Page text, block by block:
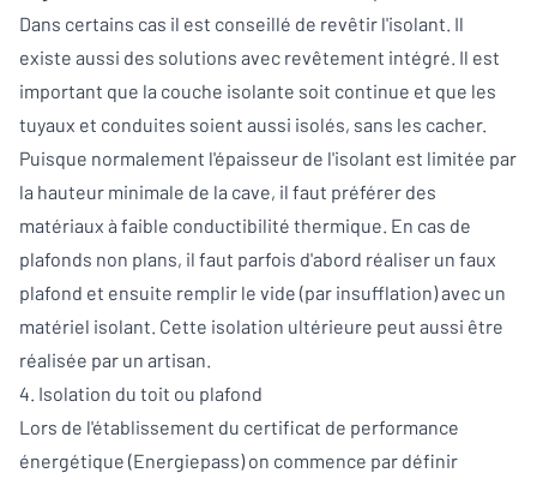
Dans certains cas il est conseillé de revêtir l'isolant. Il
existe aussi des solutions avec revêtement intégré. Il est
important que la couche isolante soit continue et que les
tuyaux et conduites soient aussi isolés, sans les cacher.
Puisque normalement l'épaisseur de l'isolant est limitée par
la hauteur minimale de la cave, il faut préférer des
matériaux à faible conductibilité thermique. En cas de
plafonds non plans, il faut parfois d'abord réaliser un faux
plafond et ensuite remplir le vide (par insufflation) avec un
matériel isolant. Cette isolation ultérieure peut aussi être
réalisée par un artisan.
4. Isolation du toit ou plafond
Lors de l'établissement du certificat de performance
énergétique (Energiepass) on commence par définir